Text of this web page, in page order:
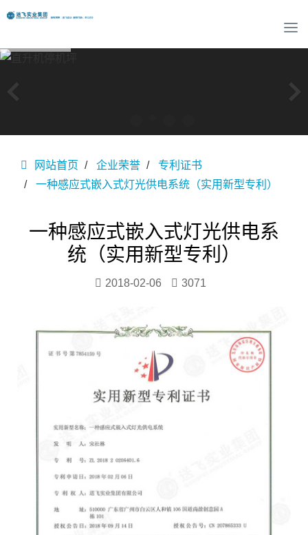
T
o
l
a
网站首页 企业荣誉
专利证书
一种感应式嵌入式灯光供电系统（实用新型专利）
一种感应式嵌入式灯光供电系
统（实用新型专利）
2018-02-06 3071